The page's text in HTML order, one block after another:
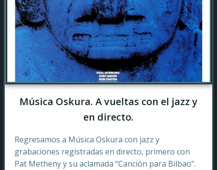
Música Oskura. A vueltas con el jazz y
en directo.
Regresamos a Música Oskura con jazz y
grabaciones registradas en directo, primero con
Pat Metheny y su aclamada “Canción para Bilbao”.